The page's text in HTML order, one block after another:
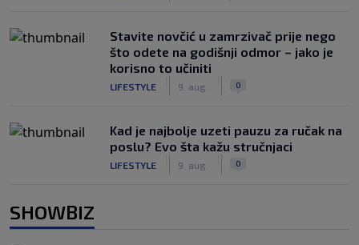
Stavite novčić u zamrzivač prije nego
što odete na godišnji odmor – jako je
korisno to učiniti
LIFESTYLE 9. aug. 0
Kad je najbolje uzeti pauzu za ručak na
poslu? Evo šta kažu stručnjaci
LIFESTYLE 9. aug. 0
SHOWBIZ